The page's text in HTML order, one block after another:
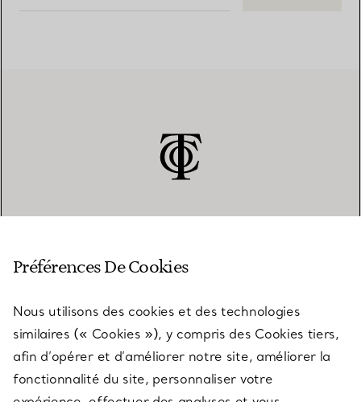
SERVICES
À PROPOS
Préférences De Cookies
Nous utilisons des cookies et des technologies
similaires (« Cookies »), y compris des Cookies tiers,
afin d’opérer et d’améliorer notre site, améliorer la
fonctionnalité du site, personnaliser votre